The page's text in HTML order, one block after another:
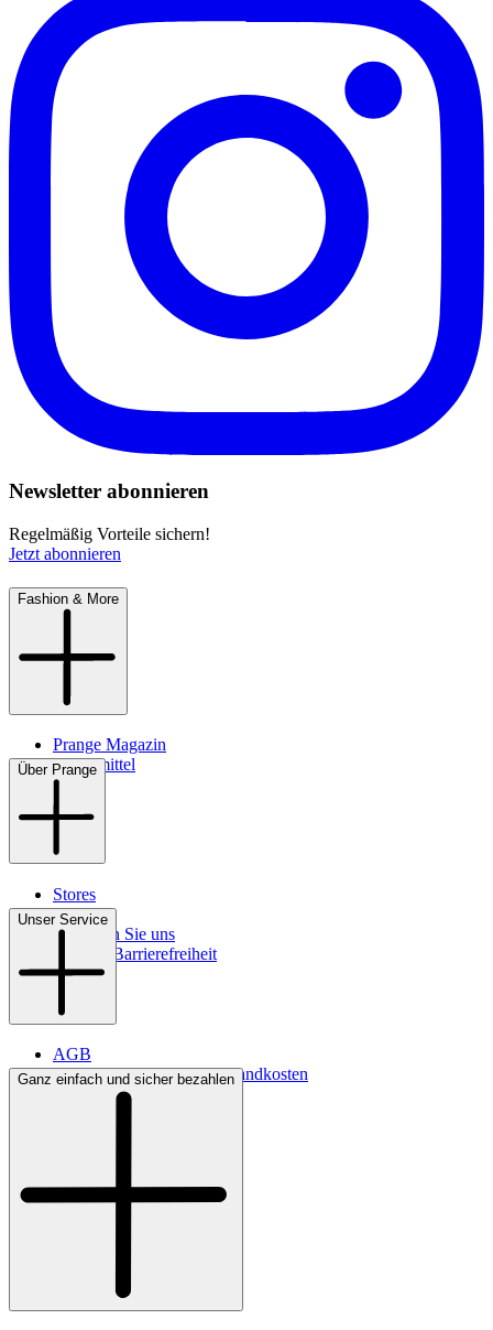
Newsletter abonnieren
Regelmäßig Vorteile sichern!
Jetzt abonnieren
Fashion & More
Prange Magazin
Pflegemittel
Über Prange
Stores
Kontakt
So finden Sie uns
Digitale Barrierefreiheit
Unser Service
AGB
Lieferbedingungen & Versandkosten
Bezahlung
Ganz einfach und sicher bezahlen